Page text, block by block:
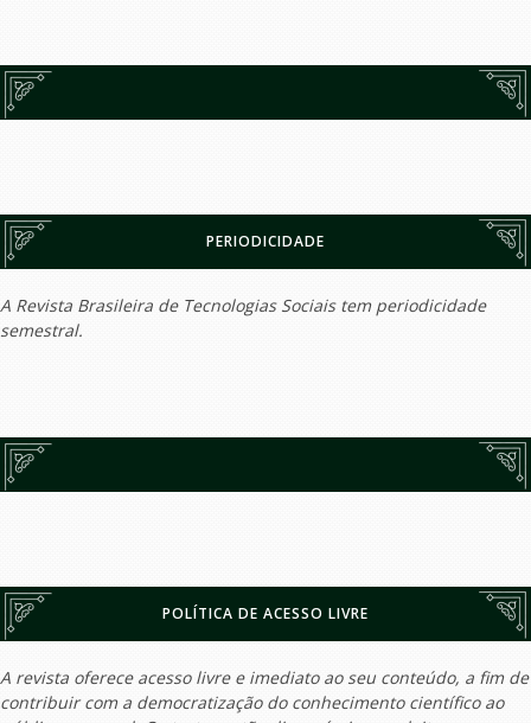
PERIODICIDADE
A Revista Brasileira de Tecnologias Sociais tem periodicidade
semestral.
POLÍTICA DE ACESSO LIVRE
A revista oferece acesso livre e imediato ao seu conteúdo, a fim de
contribuir com a democratização do conhecimento científico ao